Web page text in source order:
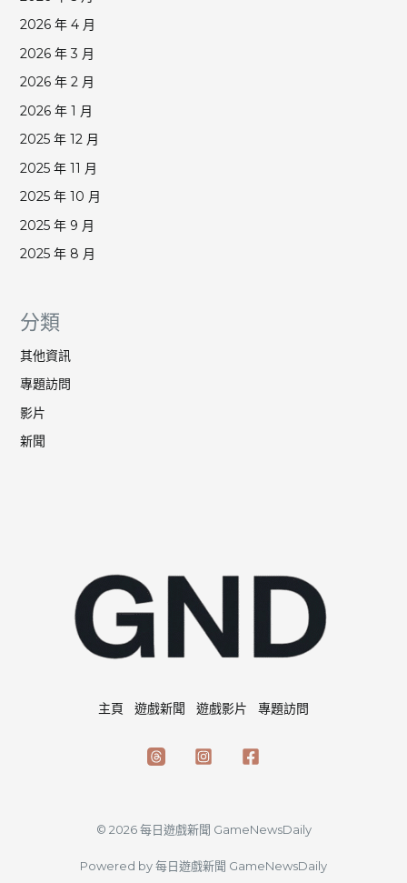
2026 年 4 月
2026 年 3 月
2026 年 2 月
2026 年 1 月
2025 年 12 月
2025 年 11 月
2025 年 10 月
2025 年 9 月
2025 年 8 月
分類
其他資訊
專題訪問
影片
新聞
主頁 遊戲新聞 遊戲影片 專題訪問
© 2026 每日遊戲新聞 GameNewsDaily
Powered by 每日遊戲新聞 GameNewsDaily